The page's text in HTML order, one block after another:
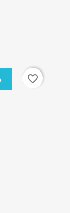
favorite_border